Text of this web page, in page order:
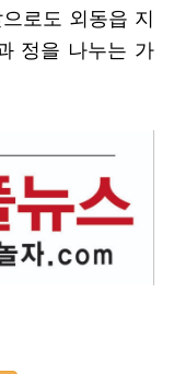
로도 외동읍 지
정을 나누는 가